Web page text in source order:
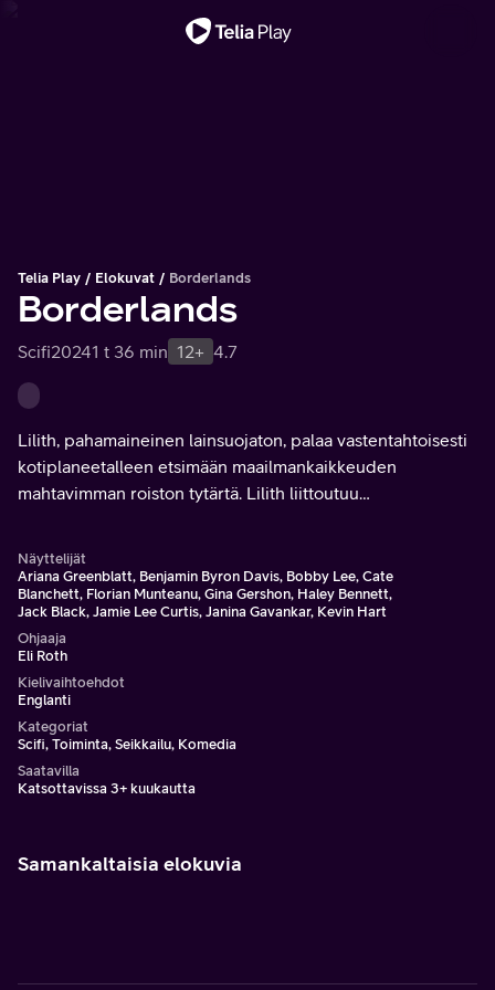
Telia Play Elokuvat Borderlands
Borderlands
Scifi20241 t 36 min 12+ 4.7
Lilith, pahamaineinen lainsuojaton, palaa vastentahtoisesti
kotiplaneetalleen etsimään maailmankaikkeuden
mahtavimman roiston tytärtä. Lilith liittoutuu
Näyttelijät
Ariana Greenblatt, Benjamin Byron Davis, Bobby Lee, Cate
Blanchett, Florian Munteanu, Gina Gershon, Haley Bennett,
Jack Black, Jamie Lee Curtis, Janina Gavankar, Kevin Hart
Ohjaaja
Eli Roth
Kielivaihtoehdot
Englanti
Kategoriat
Scifi, Toiminta, Seikkailu, Komedia
Saatavilla
Katsottavissa 3+ kuukautta
Samankaltaisia elokuvia